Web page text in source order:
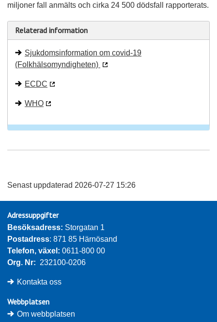
miljoner fall anmälts och cirka 24 500 dödsfall rapporterats.
Relaterad information
Sjukdomsinformation om covid-19
(Folkhälsomyndigheten)
ECDC
WHO
Senast uppdaterad 2026-07-27 15:26
Adressuppgifter
Besöksadress: Storgatan 1
Postadress: 871 85 Härnösand
Telefon, växel: 0611-800 00
Org. Nr: 232100-0206
Kontakta oss
Webbplatsen
Om webbplatsen